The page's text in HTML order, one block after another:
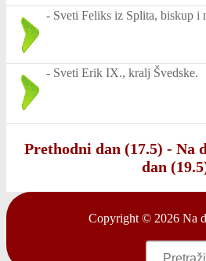
- Sveti Feliks iz Splita, biskup i
- Sveti Erik IX., kralj Švedske.
Prethodni dan (17.5) - Na
dan
Copyright © 2026 Na